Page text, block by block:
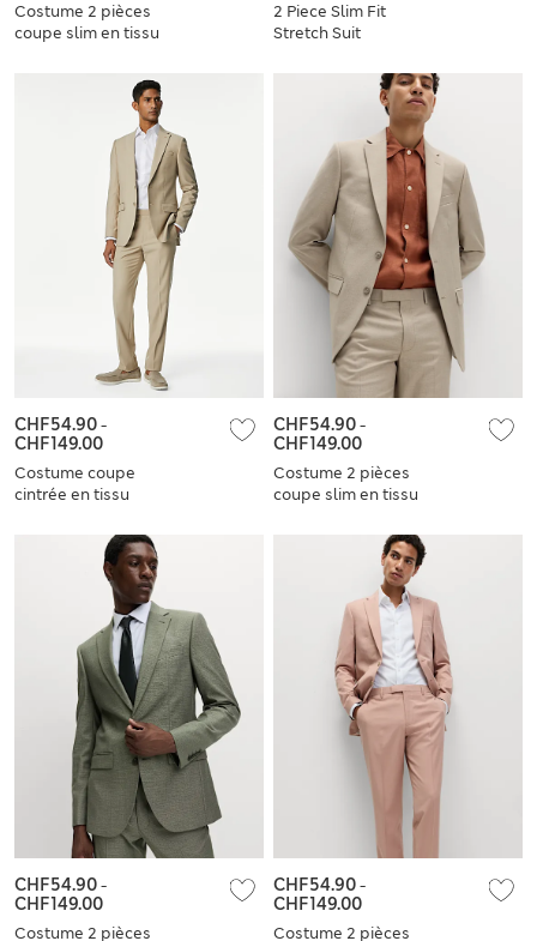
Costume 2 pièces
coupe slim en tissu
2 Piece Slim Fit
Stretch Suit
Costume coupe
cintrée en tissu
CHF54.90-
CHF149.00
Costume 2 pièces
coupe slim en tissu
CHF54.90-
CHF149.00
Costume 2 pièces
CHF54.90-
CHF149.00
Costume 2 pièces
CHF54.90-
CHF149.00